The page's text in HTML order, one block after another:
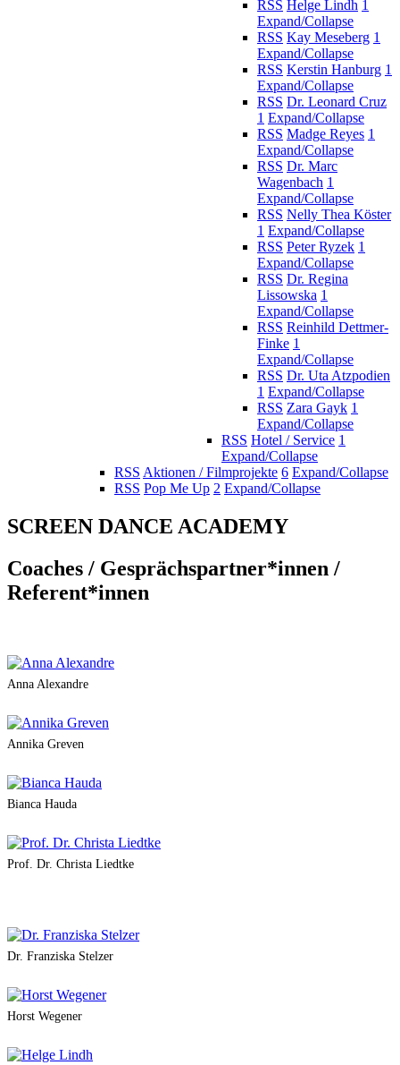
RSS Helge Lindh 1
Expand/Collapse
RSS Kay Meseberg 1
Expand/Collapse
RSS Kerstin Hanburg 1
Expand/Collapse
RSS Dr. Leonard Cruz
1 Expand/Collapse
RSS Madge Reyes 1
Expand/Collapse
RSS Dr. Marc
Wagenbach 1
Expand/Collapse
RSS Nelly Thea Köster
1 Expand/Collapse
RSS Peter Ryzek 1
Expand/Collapse
RSS Dr. Regina
Lissowska 1
Expand/Collapse
RSS Reinhild Dettmer-
Finke 1
Expand/Collapse
RSS Dr. Uta Atzpodien
1 Expand/Collapse
RSS Zara Gayk 1
Expand/Collapse
RSS Hotel / Service 1
Expand/Collapse
RSS Aktionen / Filmprojekte 6 Expand/Collapse
RSS Pop Me Up 2 Expand/Collapse
SCREEN DANCE ACADEMY
Coaches / Gesprächspartner*innen /
Referent*innen
Anna Alexandre
Annika Greven
Bianca Hauda
Prof. Dr. Christa Liedtke
Dr. Franziska Stelzer
Horst Wegener